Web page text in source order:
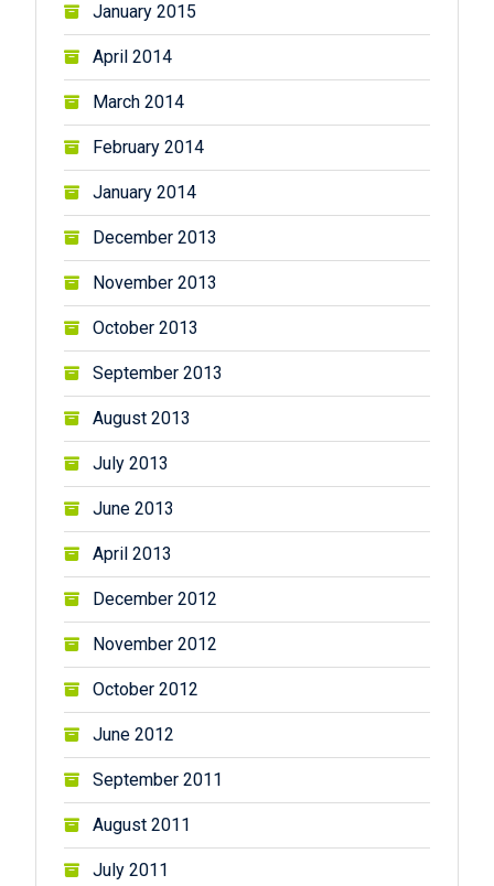
January 2015
April 2014
March 2014
February 2014
January 2014
December 2013
November 2013
October 2013
September 2013
August 2013
July 2013
June 2013
April 2013
December 2012
November 2012
October 2012
June 2012
September 2011
August 2011
July 2011